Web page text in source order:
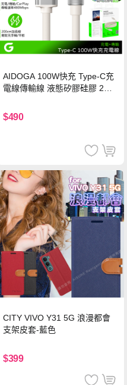
AIDOGA 100W快充 Type-C充
電線傳輸線 液態矽膠硅膠 2M
$490
CITY VIVO Y31 5G 浪漫都會
支架皮套-藍色
$399